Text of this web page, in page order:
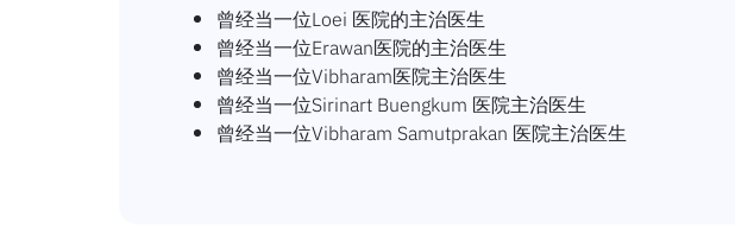
曾经当一位Loei 医院的主治医生
曾经当一位Erawan医院的主治医生
曾经当一位Vibharam医院主治医生
曾经当一位Sirinart Buengkum 医院主治医生
曾经当一位Vibharam Samutprakan 医院主治医生